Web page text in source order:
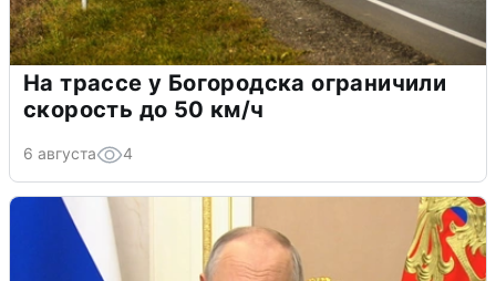
На трассе у Богородска ограничили
скорость до 50 км/ч
6 августа 4